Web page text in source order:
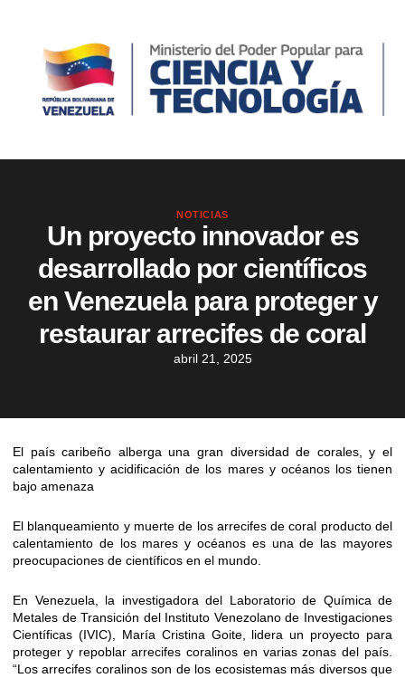
NOTICIAS
Un proyecto innovador es
desarrollado por científicos
en Venezuela para proteger y
restaurar arrecifes de coral
abril 21, 2025
El país caribeño alberga una gran diversidad de corales, y el
calentamiento y acidificación de los mares y océanos los tienen
bajo amenaza
El blanqueamiento y muerte de los arrecifes de coral producto del
calentamiento de los mares y océanos es una de las mayores
preocupaciones de científicos en el mundo.
En Venezuela, la investigadora del Laboratorio de Química de
Metales de Transición del Instituto Venezolano de Investigaciones
Científicas (IVIC), María Cristina Goite, lidera un proyecto para
proteger y repoblar arrecifes coralinos en varias zonas del país.
“Los arrecifes coralinos son de los ecosistemas más diversos que